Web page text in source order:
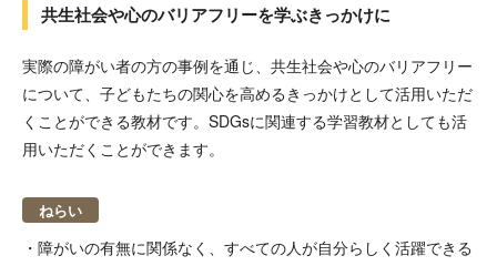
共生社会や心のバリアフリーを学ぶきっかけに
実際の障がい者の方の事例を通じ、共生社会や心のバリアフリー
について、子どもたちの関心を高めるきっかけとして活用いただ
くことができる教材です。SDGsに関連する学習教材としても活
用いただくことができます。
ねらい
・障がいの有無に関係なく、すべての人が自分らしく活躍できる